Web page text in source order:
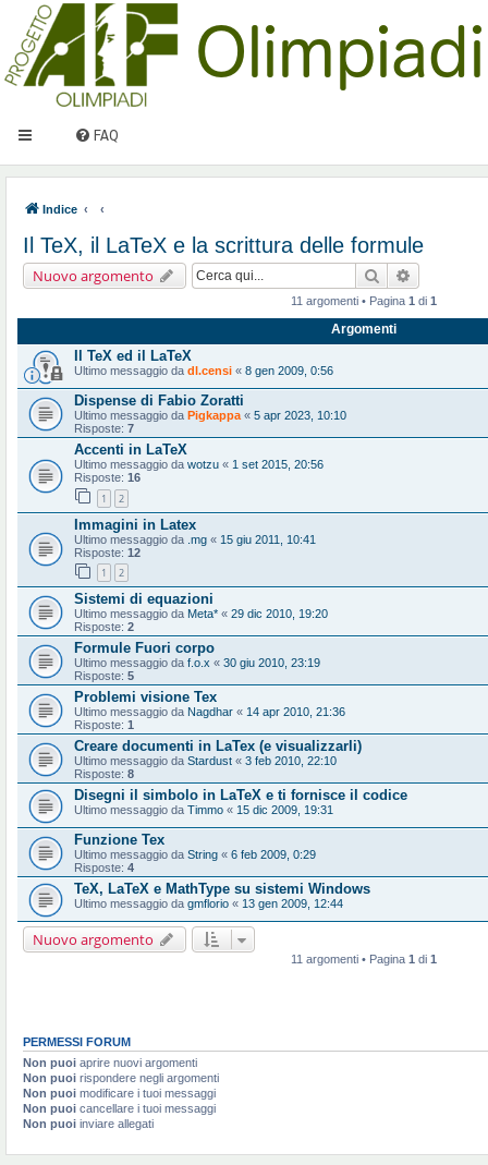
FAQ
Indice
Il TeX, il LaTeX e la scrittura delle formule
Nuovo argomento Cerca
11 argomenti • Pagina 1 di 1
Argomenti
Il TeX ed il LaTeX
Ultimo messaggio da dl.censi « 8 gen 2009, 0:56
Dispense di Fabio Zoratti
Ultimo messaggio da Pigkappa « 5 apr 2023, 10:10
Risposte: 7
Accenti in LaTeX
Ultimo messaggio da wotzu « 1 set 2015, 20:56
Risposte: 16
1 2
Immagini in Latex
Ultimo messaggio da .mg « 15 giu 2011, 10:41
Risposte: 12
1 2
Sistemi di equazioni
Ultimo messaggio da Meta* « 29 dic 2010, 19:20
Risposte: 2
Formule Fuori corpo
Ultimo messaggio da f.o.x « 30 giu 2010, 23:19
Risposte: 5
Problemi visione Tex
Ultimo messaggio da Nagdhar « 14 apr 2010, 21:36
Risposte: 1
Creare documenti in LaTex (e visualizzarli)
Ultimo messaggio da Stardust « 3 feb 2010, 22:10
Risposte: 8
Disegni il simbolo in LaTeX e ti fornisce il codice
Ultimo messaggio da Timmo « 15 dic 2009, 19:31
Funzione Tex
Ultimo messaggio da String « 6 feb 2009, 0:29
Risposte: 4
TeX, LaTeX e MathType su sistemi Windows
Ultimo messaggio da gmflorio « 13 gen 2009, 12:44
Nuovo argomento
11 argomenti • Pagina 1 di 1
PERMESSI FORUM
Non puoi aprire nuovi argomenti
Non puoi rispondere negli argomenti
Non puoi modificare i tuoi messaggi
Non puoi cancellare i tuoi messaggi
Non puoi inviare allegati